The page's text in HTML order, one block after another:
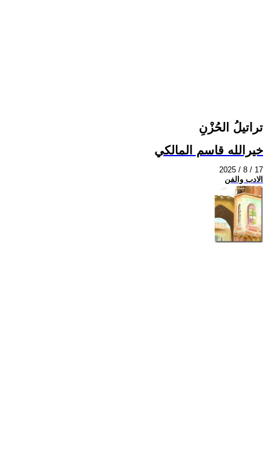
تراتيلُ الحُزْنِ
خيرالله قاسم المالكي
2025 / 8 / 17
الادب والفن